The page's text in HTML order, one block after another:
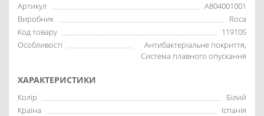
Артикул
A804001001
Виробник
Roca
Код товару
119105
Особливості
Антибактеріальне покриття,
Система плавного опускання
ХАРАКТЕРИСТИКИ
Колір
Білий
Країна
Іспанія